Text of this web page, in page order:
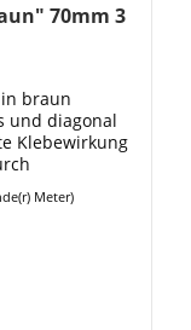
70mm 3
braun
und diagonal
Klebewirkung
Meter)